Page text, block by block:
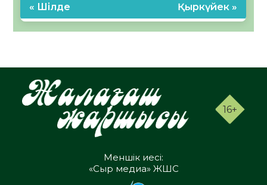
« Шілде Қыркүйек »
16+
Меншік иесі:
«Сыр медиа» ЖШС